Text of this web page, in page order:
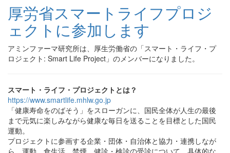
厚労省スマートライフプロジ
ェクトに参加します
アミンファーマ研究所は、厚生労働省の「スマート・ライフ・プ
ロジェクト: Smart Life Project」のメンバーになりました。
スマート・ライフ・プロジェクトとは？
https://www.smartlife.mhlw.go.jp
「健康寿命をのばそう」をスローガンに、国民全体が人生の最後
まで元気に楽しみながら健康な毎日を送ることを目標とした国民
運動。
プロジェクトに参画する企業・団体・自治体と協力・連携しなが
ら、運動、食生活、禁煙、健診・検診の受診について、具体的な